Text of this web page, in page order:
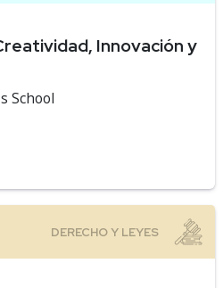
Innovación y
School